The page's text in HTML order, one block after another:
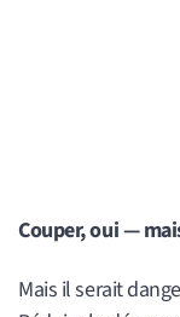
Couper, oui —
Mais il serait